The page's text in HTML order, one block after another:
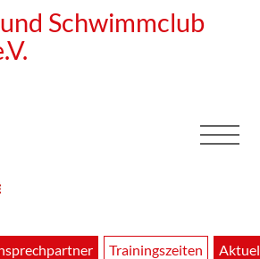
Schwimmclub
Trainingszeiten